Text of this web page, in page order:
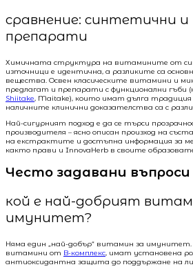
сравнение: синтетични и
препарати
Химичната структура на витамините от
източници е идентична, а разликите са
вещества. Освен класическите витамини и
предлагат и препарати с функционални гъби
Shiitake, Maitake), които имат дълга
наличните клинични доказателства са с
Най-сигурният подход е да се търси
производителя – ясно описан произход на
на екстрактите и достъпна информация за
както прави и InnovaHerb в своите
Често задавани въпроси
кой е най-добрият
имунитет?
Няма един „най-добър“ витамин за
витамини от B-комплекс, имат установена
антиоксидантна защита до поддържане на